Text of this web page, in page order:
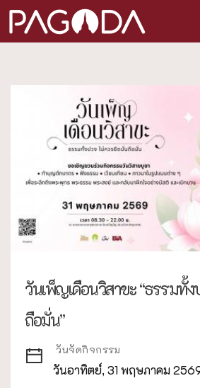
วันเพ็ญเดือนวิสาขะ “ธรรมทั้
ถือมั่น”
วันจัดกิจกรรม
วันอาทิตย์, 31 พฤษภาคม